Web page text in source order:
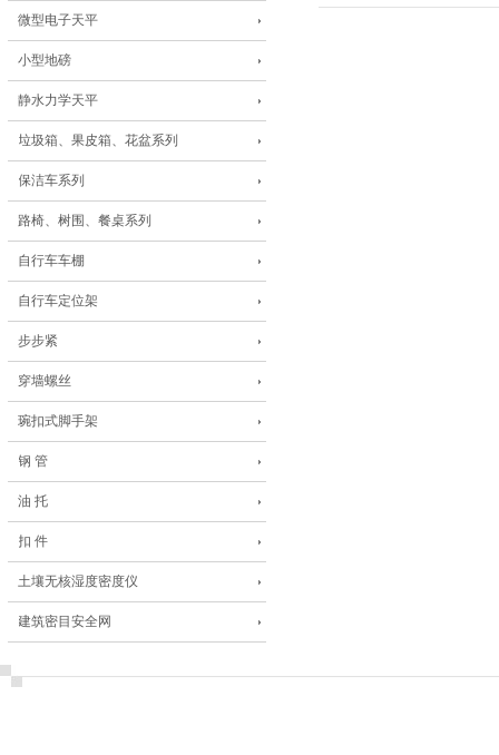
微型电子天平
小型地磅
静水力学天平
垃圾箱、果皮箱、花盆系列
保洁车系列
路椅、树围、餐桌系列
自行车车棚
自行车定位架
步步紧
穿墙螺丝
琬扣式脚手架
钢 管
油 托
扣 件
土壤无核湿度密度仪
建筑密目安全网